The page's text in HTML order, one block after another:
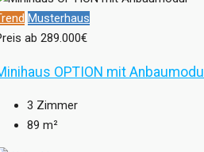
Musterhaus
ab 289.000€
OPTION mit Anbaumodul
3 Zimmer
89 m²